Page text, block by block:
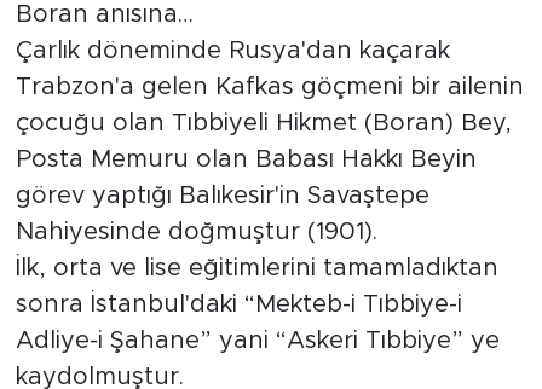
Boran anısına…
Çarlık döneminde Rusya'dan kaçarak
Trabzon'a gelen Kafkas göçmeni bir ailenin
çocuğu olan Tıbbiyeli Hikmet (Boran) Bey,
Posta Memuru olan Babası Hakkı Beyin
görev yaptığı Balıkesir'in Savaştepe
Nahiyesinde doğmuştur (1901).
İlk, orta ve lise eğitimlerini tamamladıktan
sonra İstanbul'daki “Mekteb-i Tıbbiye-i
Adliye-i Şahane” yani “Askeri Tıbbiye” ye
kaydolmuştur.